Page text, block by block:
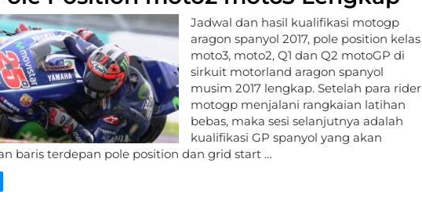
Jadwal dan hasil kualifikasi motogp
aragon spanyol 2017, pole position kelas
moto3, moto2, Q1 dan Q2 motoGP di
sirkuit motorland aragon spanyol
musim 2017 lengkap. Setelah para rider
motogp menjalani rangkaian latihan
bebas, maka sesi selanjutnya adalah
kualifikasi GP spanyol yang akan
baris terdepan pole position dan grid start …